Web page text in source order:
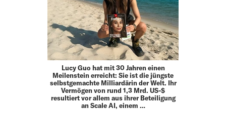
Lucy Guo hat mit 30 Jahren einen
Meilenstein erreicht: Sie ist die jüngste
selbstgemachte Milliardärin der Welt. Ihr
Vermögen von rund 1,3 Mrd. US-$
resultiert vor allem aus ihrer Beteiligung
an Scale AI, einem …